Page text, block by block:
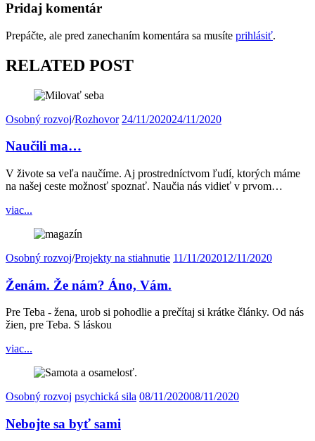
Pridaj komentár
Prepáčte, ale pred zanechaním komentára sa musíte prihlásiť.
RELATED POST
Osobný rozvoj/Rozhovor 24/11/202024/11/2020
Naučili ma…
V živote sa veľa naučíme. Aj prostredníctvom ľudí, ktorých máme
na našej ceste možnosť spoznať. Naučia nás vidieť v prvom…
viac...
Osobný rozvoj/Projekty na stiahnutie 11/11/202012/11/2020
Ženám. Že nám? Áno, Vám.
Pre Teba - žena, urob si pohodlie a prečítaj si krátke články. Od nás
žien, pre Teba. S láskou
viac...
Osobný rozvoj psychická sila 08/11/202008/11/2020
Nebojte sa byť sami